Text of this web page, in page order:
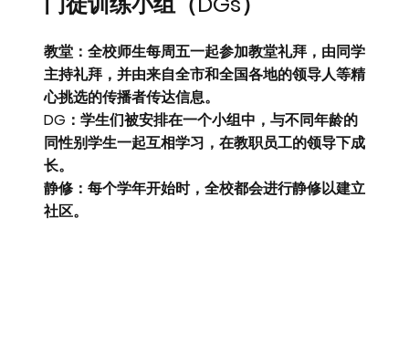
教堂： 全校师生每周五一起参加教堂礼拜，由同学
主持礼拜，并由来自全市和全国各地的领导人等精
心挑选的传播者传达信息。
DG： 学生们被安排在一个小组中，与不同年龄的
同性别学生一起互相学习，在教职员工的领导下成
长。
静修： 每个学年开始时，全校都会进行静修以建立
社区。